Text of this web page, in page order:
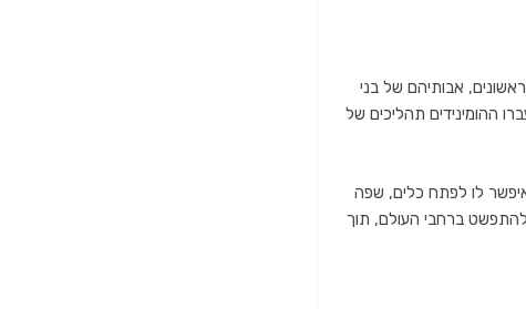
אבותיהם של בני
והמורכב שלו איפשר לו לפתח כלים, שפה
להתפשט ברחבי העולם, תוך